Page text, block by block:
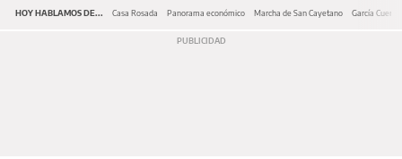
HOY HABLAMOS DE... Casa Rosada Panorama económico Marcha de San Cayetano García Cuerva